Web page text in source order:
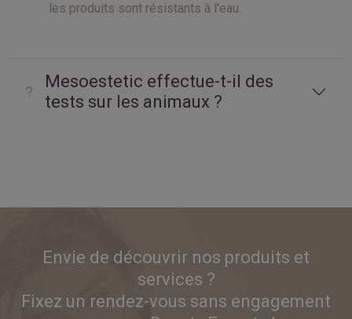
les produits sont résistants à l'eau.
Mesoestetic effectue-t-il des
tests sur les animaux ?
Envie de découvrir nos produits et
services ?
Fixez un rendez-vous sans engagement